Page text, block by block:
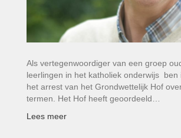
Als vertegenwoordiger van een groep
leerlingen in het katholiek ­onderwijs ­ ben
het arrest van het Grondwettelijk Hof
termen. Het Hof heeft geoordeeld…
Lees meer